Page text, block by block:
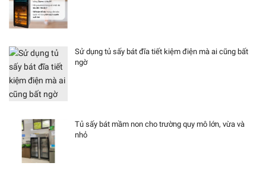
Sử dụng tủ sấy bát đĩa tiết kiệm điện mà ai cũng bất
ngờ
Tủ sấy bát mầm non cho trường quy mô lớn, vừa và
nhỏ